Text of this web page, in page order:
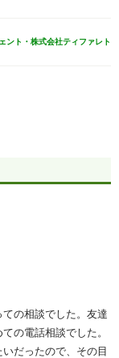
ント・株式会社ティファレト
の相談でした。友達
の電話相談でした。
だったので、その目